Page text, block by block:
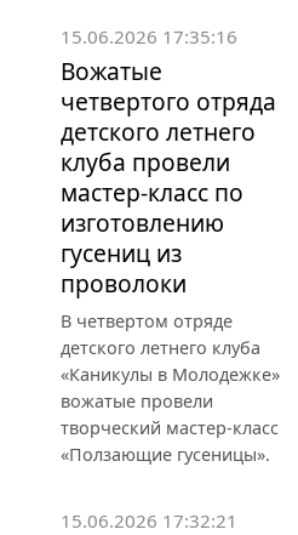
15.06.2026 17:35:16
Вожатые
четвертого отряда
детского летнего
клуба провели
мастер-класс по
изготовлению
гусениц из
проволоки
В четвертом отряде
детского летнего клуба
«Каникулы в Молодежке»
вожатые провели
творческий мастер-класс
«Ползающие гусеницы».
15.06.2026 17:32:21